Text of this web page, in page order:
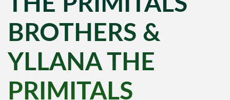
BROTHERS &
YLLANA THE
PRIMITALS